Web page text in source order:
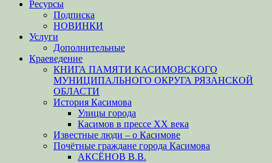
Ресурсы
Подписка
НОВИНКИ
Услуги
Дополнительные
Краеведение
КНИГА ПАМЯТИ КАСИМОВСКОГО
МУНИЦИПАЛЬНОГО ОКРУГА РЯЗАНСКОЙ
ОБЛАСТИ
История Касимова
Улицы города
Касимов в прессе XX века
Известные люди – о Касимове
Почётные граждане города Касимова
АКСЁНОВ В.В.